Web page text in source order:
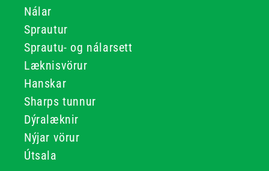
Nálar
Sprautur
Sprautu- og nálarsett
Læknisvörur
Hanskar
Sharps tunnur
Dýralæknir
Nýjar vörur
Útsala